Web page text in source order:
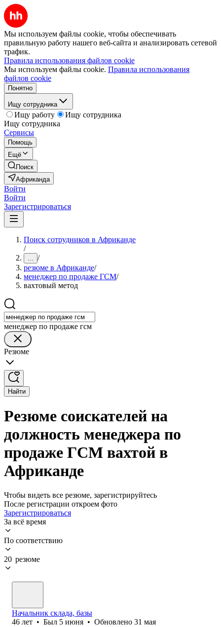
Мы используем файлы cookie, чтобы обеспечивать
правильную работу нашего веб-сайта и анализировать сетевой
трафик.
Правила использования файлов cookie
Мы используем файлы cookie. Правила использования
файлов cookie
Понятно
Ищу сотрудника
Ищу работу
Ищу сотрудника
Ищу сотрудника
Сервисы
Помощь
Ещё
Поиск
Африканда
Войти
Войти
Зарегистрироваться
Поиск сотрудников в Африканде
/
... /
резюме в Африканде/
менеджер по продаже ГСМ/
вахтовый метод
менеджер по продаже гсм
Резюме
Найти
Резюме соискателей на
должность менеджера по
продаже ГСМ вахтой в
Африканде
Чтобы видеть все резюме, зарегистрируйтесь
После регистрации откроем фото
Зарегистрироваться
За всё время
По соответствию
20 резюме
Начальник склада, базы
46 лет • Был 5 июня • Обновлено 31 мая